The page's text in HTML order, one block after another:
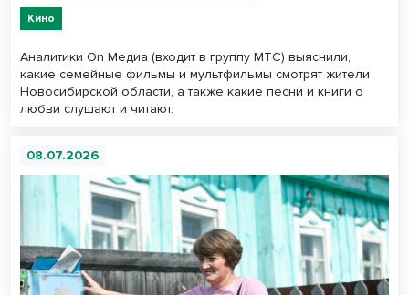
Кино
Аналитики On Медиа (входит в группу МТС) выяснили,
какие семейные фильмы и мультфильмы смотрят жители
Новосибирской области, а также какие песни и книги о
любви слушают и читают.
08.07.2026